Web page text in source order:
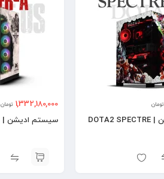
تومان
سیستم ادیشن | DOTA2 SPECTRE
1,332,180,000 تومان
سیستم ادیشن | TLOU Bloater AMD